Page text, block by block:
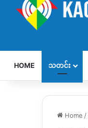
HOME သတင်း
Home /